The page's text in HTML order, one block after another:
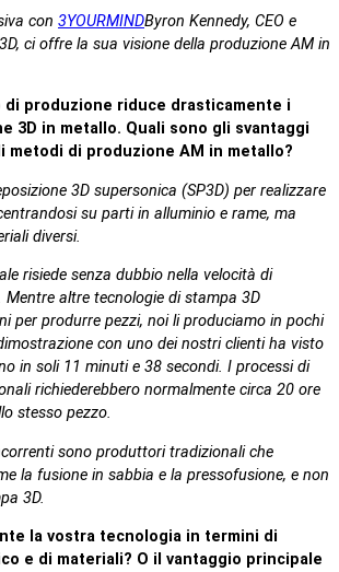
con 3YOURMINDByron Kennedy, CEO e
ci offre la sua visione della produzione AM in
di produzione riduce drasticamente i
3D in metallo. Quali sono gli svantaggi
di produzione AM in metallo?
3D supersonica (SP3D) per realizzare
su parti in alluminio e rame, ma
diversi.
risiede senza dubbio nella velocità di
Mentre altre tecnologie di stampa 3D
per produrre pezzi, noi li produciamo in pochi
con uno dei nostri clienti ha visto
in soli 11 minuti e 38 secondi. I processi di
richiederebbero normalmente circa 20 ore
stesso pezzo.
sono produttori tradizionali che
la fusione in sabbia e la pressofusione, e non
3D.
la vostra tecnologia in termini di
e di materiali? O il vantaggio principale